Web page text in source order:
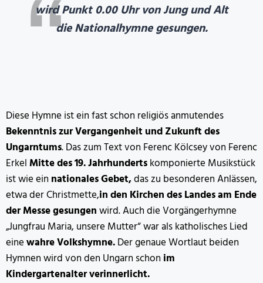
wird Punkt 0.00 Uhr von Jung und Alt
die Nationalhymne gesungen.
Diese Hymne ist ein fast schon religiös anmutendes
Bekenntnis zur Vergangenheit und Zukunft des
Ungarntums. Das zum Text von Ferenc Kölcsey von Ferenc
ErkelMitte des 19. Jahrhundertskomponierte Musikstück
ist wie ein nationales Gebet,das zu besonderen Anlässen,
etwa der Christmette,in den Kirchen des Landes am Ende
der Messegesungenwird. Auch die Vorgängerhymne
„Jungfrau Maria, unsere Mutter“ war als katholisches Lied
einewahre Volkshymne.Der genaue Wortlaut beiden
Hymnen wird von den Ungarn schon im
Kindergartenalter verinnerlicht.